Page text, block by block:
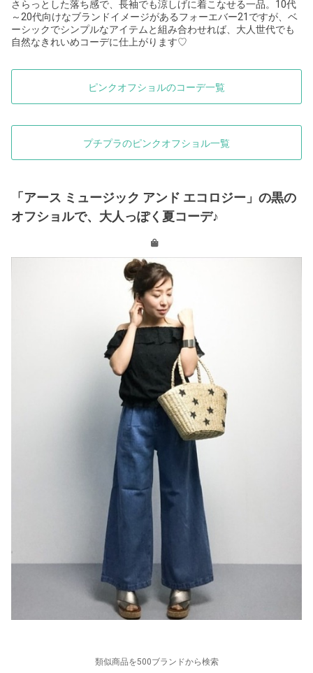
さらっとした落ち感で、長袖でも涼しげに着こなせる一品。10代
～20代向けなブランドイメージがあるフォーエバー21ですが、ベ
ーシックでシンプルなアイテムと組み合わせれば、大人世代でも
自然なきれいめコーデに仕上がります♡
ピンクオフショルのコーデ一覧
プチプラのピンクオフショル一覧
「アース ミュージック アンド エコロジー」の黒の
オフショルで、大人っぽく夏コーデ♪
類似商品を500ブランドから検索